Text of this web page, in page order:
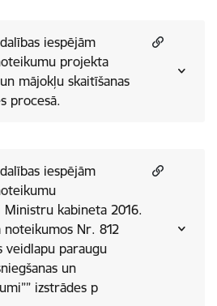
iespējām
projekta
mājokļu skaitīšanas
procesā.
iespējām
kabineta 2016.
Nr. 812
veidlapu paraugu
un
izstrādes p